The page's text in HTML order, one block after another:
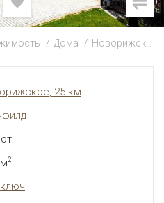
Дома Новорижское
25 км
2